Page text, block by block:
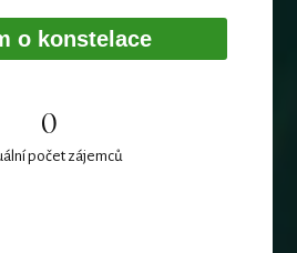
o konstelace
0
počet zájemců